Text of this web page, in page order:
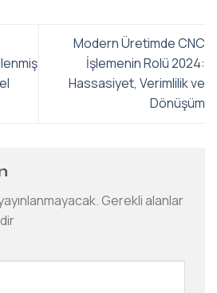
Modern Üretimde CNC
İşlemenin Rolü 2024:
Hassasiyet, Verimlilik ve
Dönüşüm
Gerekli alanlar